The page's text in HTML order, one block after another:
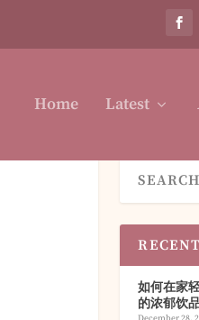
Home Latest
如何在家
的浓郁饮